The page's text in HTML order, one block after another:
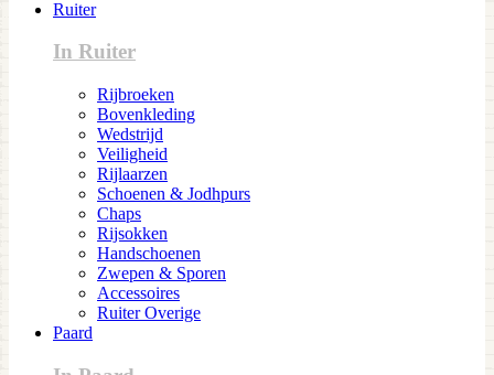
Ruiter
In Ruiter
Rijbroeken
Bovenkleding
Wedstrijd
Veiligheid
Rijlaarzen
Schoenen & Jodhpurs
Chaps
Rijsokken
Handschoenen
Zwepen & Sporen
Accessoires
Ruiter Overige
Paard